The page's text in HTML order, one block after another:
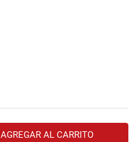
AGREGAR AL CARRITO